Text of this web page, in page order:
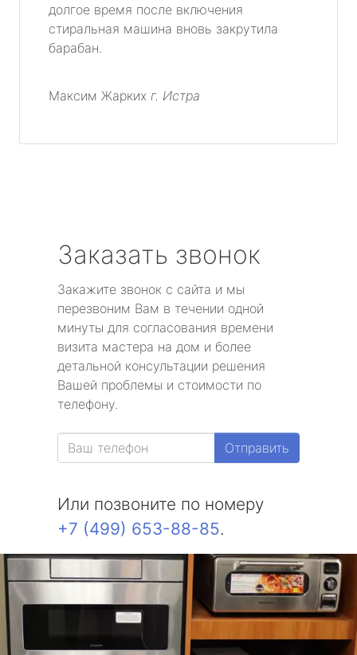
долгое время после включения
стиральная машина вновь закрутила
барабан.
Максим Жарких г. Истра
Заказать звонок
Закажите звонок с сайта и мы
перезвоним Вам в течении одной
минуты для согласования времени
визита мастера на дом и более
детальной консультации решения
Вашей проблемы и стоимости по
телефону.
Отправить
Или позвоните по номеру
+7 (499) 653-88-85.